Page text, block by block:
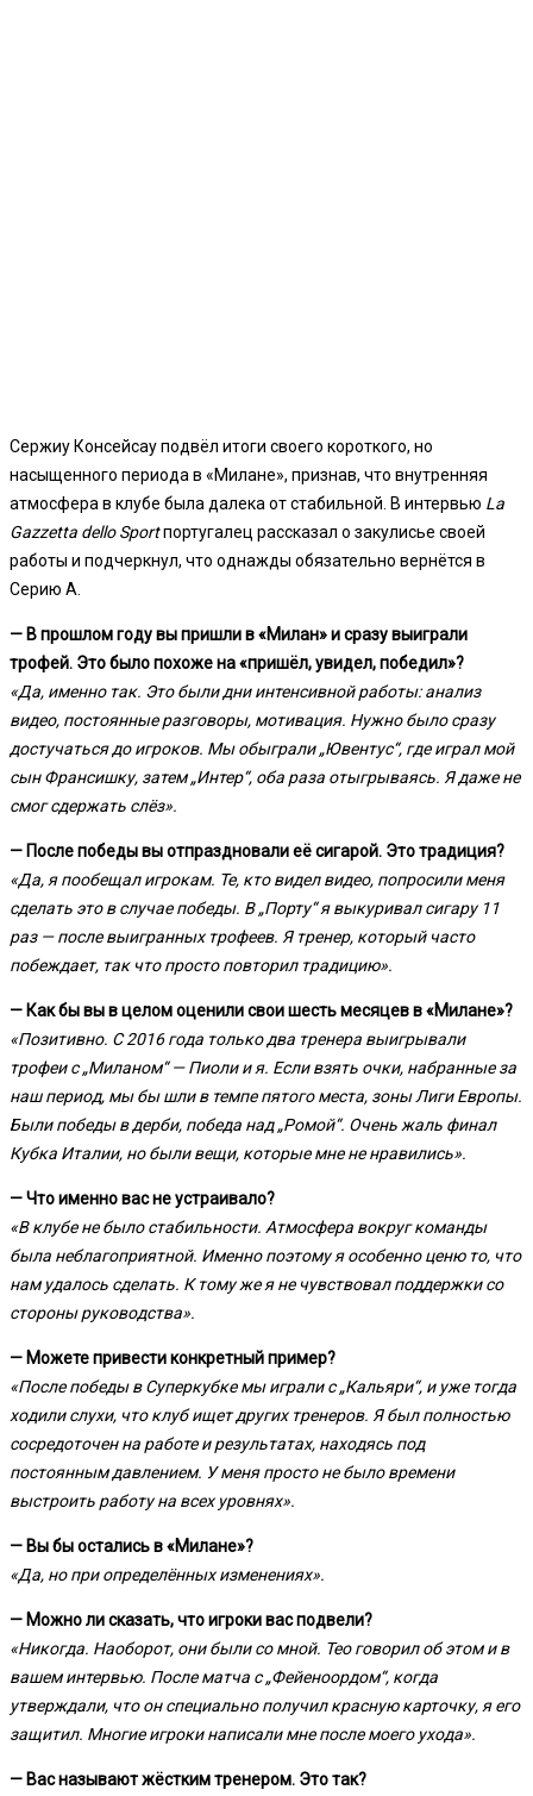
Сержиу Консейсау подвёл итоги своего короткого, но
насыщенного периода в «Милане», признав, что внутренняя
атмосфера в клубе была далека от стабильной. В интервью La
Gazzetta dello Sportпортугалец рассказал о закулисье своей
работы и подчеркнул, что однажды обязательно вернётся в
Серию А.
— В прошлом году вы пришли в «Милан» и сразу выиграли
трофей. Это было похоже на «пришёл, увидел, победил»?
«Да, именно так. Это были дни интенсивной работы: анализ
видео, постоянные разговоры, мотивация. Нужно было сразу
достучаться до игроков. Мы обыграли „Ювентус“, где играл мой
сын Франсишку, затем „Интер“, оба раза отыгрываясь. Я даже не
смог сдержать слёз».
— После победы вы отпраздновали её сигарой. Это традиция?
«Да, я пообещал игрокам. Те, кто видел видео, попросили меня
сделать это в случае победы. В „Порту“ я выкуривал сигару 11
раз — после выигранных трофеев. Я тренер, который часто
побеждает, так что просто повторил традицию».
— Как бы вы в целом оценили свои шесть месяцев в «Милане»?
«Позитивно. С 2016 года только два тренера выигрывали
трофеи с „Миланом“ — Пиоли и я. Если взять очки, набранные за
наш период, мы бы шли в темпе пятого места, зоны Лиги Европы.
Были победы в дерби, победа над „Ромой“. Очень жаль финал
Кубка Италии, но были вещи, которые мне не нравились».
— Что именно вас не устраивало?
«В клубе не было стабильности. Атмосфера вокруг команды
была неблагоприятной. Именно поэтому я особенно ценю то, что
нам удалось сделать. К тому же я не чувствовал поддержки со
стороны руководства».
— Можете привести конкретный пример?
«После победы в Суперкубке мы играли с „Кальяри“, и уже тогда
ходили слухи, что клуб ищет других тренеров. Я был полностью
сосредоточен на работе и результатах, находясь под
постоянным давлением. У меня просто не было времени
выстроить работу на всех уровнях».
— Вы бы остались в «Милане»?
«Да, но при определённых изменениях».
— Можно ли сказать, что игроки вас подвели?
«Никогда. Наоборот, они были со мной. Тео говорил об этом и в
вашем интервью. После матча с „Фейеноордом“, когда
утверждали, что он специально получил красную карточку, я его
защитил. Многие игроки написали мне после моего ухода».
— Вас называют жёстким тренером. Это так?